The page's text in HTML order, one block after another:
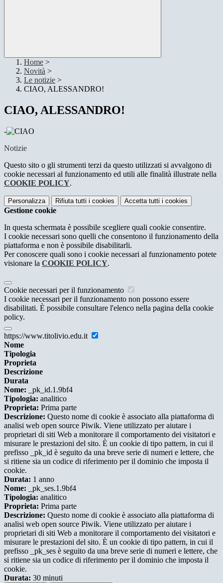
Home >
Novità >
Le notizie >
CIAO, ALESSANDRO!
CIAO, ALESSANDRO!
-
Notizie
Questo sito o gli strumenti terzi da questo utilizzati si avvalgono di
cookie necessari al funzionamento ed utili alle finalità illustrate nella
COOKIE POLICY.
Personalizza Rifiuta tutti i cookies Accetta tutti i cookies
Gestione cookie
In questa schermata è possibile scegliere quali cookie consentire.
I cookie necessari sono quelli che consentono il funzionamento della
piattaforma e non è possibile disabilitarli.
Per conoscere quali sono i cookie necessari al funzionamento potete
visionare la COOKIE POLICY.
Cookie necessari per il funzionamento
I cookie necessari per il funzionamento non possono essere
disabilitati. È possibile consultare l'elenco nella pagina della cookie
policy.
https://www.titolivio.edu.it
Nome
Tipologia
Proprieta
Descrizione
Durata
Nome: _pk_id.1.9bf4
Tipologia: analitico
Proprieta: Prima parte
Descrizione: Questo nome di cookie è associato alla piattaforma di
analisi web open source Piwik. Viene utilizzato per aiutare i
proprietari di siti Web a monitorare il comportamento dei visitatori e
misurare le prestazioni del sito. È un cookie di tipo pattern, in cui il
prefisso _pk_id è seguito da una breve serie di numeri e lettere, che
si ritiene sia un codice di riferimento per il dominio che imposta il
cookie.
Durata: 1 anno
Nome: _pk_ses.1.9bf4
Tipologia: analitico
Proprieta: Prima parte
Descrizione: Questo nome di cookie è associato alla piattaforma di
analisi web open source Piwik. Viene utilizzato per aiutare i
proprietari di siti Web a monitorare il comportamento dei visitatori e
misurare le prestazioni del sito. È un cookie di tipo pattern, in cui il
prefisso _pk_ses è seguito da una breve serie di numeri e lettere, che
si ritiene sia un codice di riferimento per il dominio che imposta il
cookie.
Durata: 30 minuti